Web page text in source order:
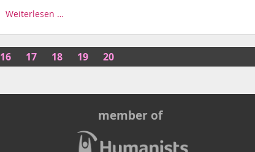
Weiterlesen …
16 17 18 19 20
member of